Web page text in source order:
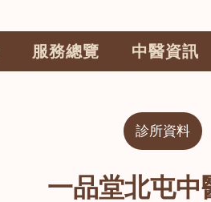
服務總覽 中醫資訊
診所資料
一品堂北屯中